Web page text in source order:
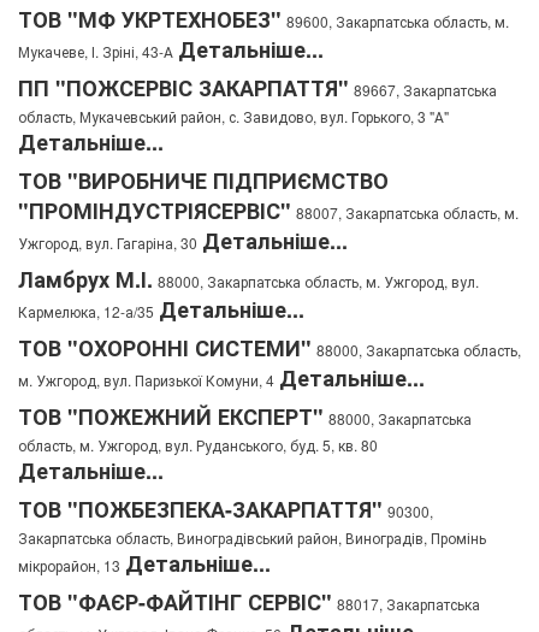
ТОВ "МФ УКРТЕХНОБЕЗ" 89600, Закарпатська область, м.
Мукачеве, І. Зріні, 43-А Детальніше...
ПП "ПОЖСЕРВІС ЗАКАРПАТТЯ" 89667, Закарпатська
область, Мукачевський район, с. Завидово, вул. Горького, 3 "А"
Детальніше...
ТОВ "ВИРОБНИЧЕ ПІДПРИЄМСТВО
"ПРОМІНДУСТРІЯСЕРВІС" 88007, Закарпатська область, м.
Ужгород, вул. Гагаріна, 30 Детальніше...
Ламбрух М.І. 88000, Закарпатська область, м. Ужгород, вул.
Кармелюка, 12-а/35 Детальніше...
ТОВ "ОХОРОННІ СИСТЕМИ" 88000, Закарпатська область,
м. Ужгород, вул. Паризької Комуни, 4 Детальніше...
ТОВ "ПОЖЕЖНИЙ ЕКСПЕРТ" 88000, Закарпатська
область, м. Ужгород, вул. Руданського, буд. 5, кв. 80
Детальніше...
ТОВ "ПОЖБЕЗПЕКА-ЗАКАРПАТТЯ" 90300,
Закарпатська область, Виноградівський район, Виноградів, Промінь
мікрорайон, 13 Детальніше...
ТОВ "ФАЄР-ФАЙТІНГ СЕРВІС" 88017, Закарпатська